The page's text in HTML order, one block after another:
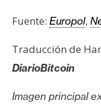
Fuente: Europol,
Traducción de
DiarioBitcoin
Imagen principal